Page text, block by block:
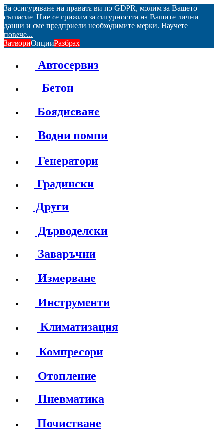
За осигуряване на правата ви по GDPR, молим за Вашето
съгласие. Ние се грижим за сигурността на Вашите лични
данни и сме предприели необходимите мерки. Научете
повече...
ЗатвориОпцииРазбрах
Автосервиз
Бетон
Боядисване
Водни помпи
Генератори
Градински
Други
Дърводелски
Заваръчни
Измерване
Инструменти
Климатизация
Компресори
Отопление
Пневматика
Почистване